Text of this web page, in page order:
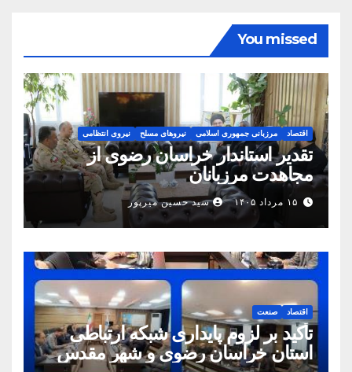
You missed
اقتصاد مرزبانی جمهوری اسلامی نیروهای مسلح نیروی انتظامی
تقدیر استاندار خراسان رضوی از
مجاهدت مرزبانان
۱۵ مرداد ۱۴۰۵ سید حسین میرپور
اقتصاد صنعت
تأکید بر لزوم پایداری شبکه ارتباطی
استان خراسان رضوی و شهر مقدس